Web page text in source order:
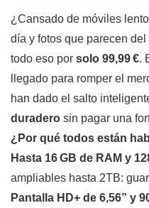
¿Cansado de móviles
día y fotos que parecen
todo eso por solo 99,99 €.
llegado para romper el
han dado el salto
duradero sin pagar una
¿Por qué todos están
Hasta 16 GB de RAM y
ampliables hasta 2TB:
Pantalla HD+ de 6,56” y